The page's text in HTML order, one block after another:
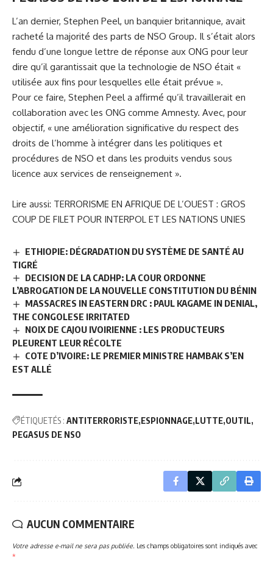
L’an dernier, Stephen Peel, un banquier britannique, avait
racheté la majorité des parts de NSO Group. Il s’était alors
fendu d’une longue lettre de réponse aux ONG pour leur
dire qu’il garantissait que la technologie de NSO était «
utilisée aux fins pour lesquelles elle était prévue ».
Pour ce faire, Stephen Peel a affirmé qu’il travaillerait en
collaboration avec les ONG comme Amnesty. Avec, pour
objectif, « une amélioration significative du respect des
droits de l’homme à intégrer dans les politiques et
procédures de NSO et dans les produits vendus sous
licence aux services de renseignement ».
Lire aussi: TERRORISME EN AFRIQUE DE L’OUEST : GROS
COUP DE FILET POUR INTERPOL ET LES NATIONS UNIES
ETHIOPIE: DÉGRADATION DU SYSTÈME DE SANTÉ AU
TIGRÉ
DECISION DE LA CADHP: LA COUR ORDONNE
L’ABROGATION DE LA NOUVELLE CONSTITUTION DU BÉNIN
MASSACRES IN EASTERN DRC : PAUL KAGAME IN DENIAL,
THE CONGOLESE IRRITATED
NOIX DE CAJOU IVOIRIENNE : LES PRODUCTEURS
PLEURENT LEUR RÉCOLTE
COTE D’IVOIRE: LE PREMIER MINISTRE HAMBAK S’EN
EST ALLÉ
ÉTIQUETÉS : ANTITERRORISTE ESPIONNAGE LUTTE OUTIL
PEGASUS DE NSO
AUCUN COMMENTAIRE
Votre adresse e-mail ne sera pas publiée. Les champs obligatoires sont indiqués avec
*